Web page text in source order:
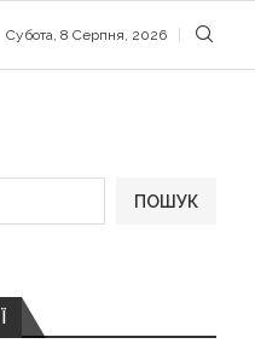
Субота, 8 Серпня, 2026
ПОШУК